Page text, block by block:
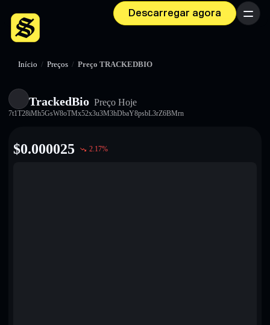
Descarregar agora Menu
Início / Preços / Preço TRACKEDBIO
TrackedBio Preço Hoje
7t1T28iMh5GsW8oTMx52x3u3M3hDbaY8psbL3rZ6BMrn
$0.000025 2.17%